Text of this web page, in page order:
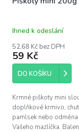
Ihned k odeslání
52,68 Kč bez DPH
59 Kč
DO KOŠÍKU
Krmné piškoty mini
doplňkové krmivo,
pamlsek nebo
Vašeho mazlíčka.